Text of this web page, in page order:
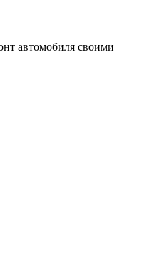
автомобиля своими